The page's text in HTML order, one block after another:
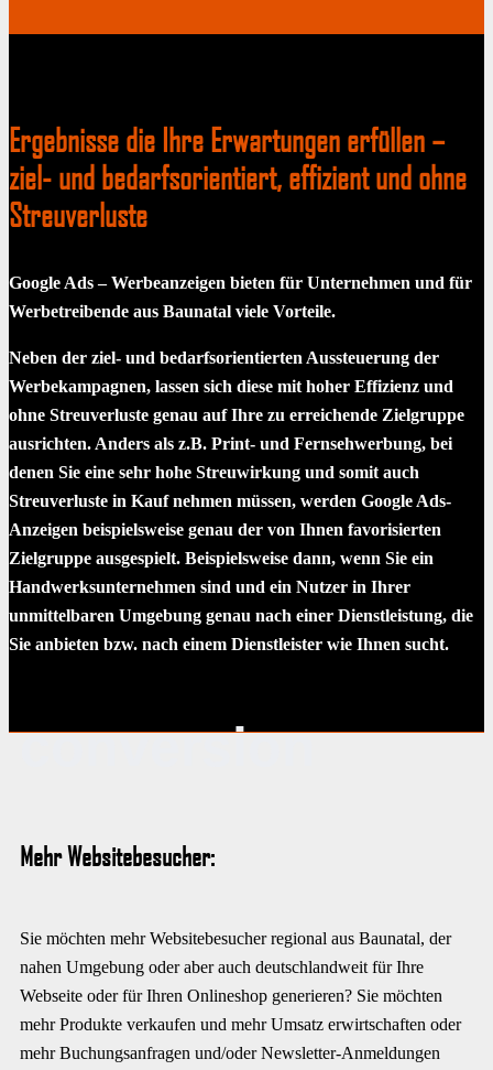
Ergebnisse die Ihre Erwartungen erfüllen –
ziel- und bedarfsorientiert, effizient und ohne
Streuverluste
Google Ads – Werbeanzeigen bieten für Unternehmen und für
Werbetreibende aus Baunatal viele Vorteile.
Neben der ziel- und bedarfsorientierten Aussteuerung der
Werbekampagnen, lassen sich diese mit hoher Effizienz und
ohne Streuverluste genau auf Ihre zu erreichende Zielgruppe
ausrichten. Anders als z.B. Print- und Fernsehwerbung, bei
denen Sie eine sehr hohe Streuwirkung und somit auch
Streuverluste in Kauf nehmen müssen, werden Google Ads-
Anzeigen beispielsweise genau der von Ihnen favorisierten
Zielgruppe ausgespielt. Beispielsweise dann, wenn Sie ein
Handwerksunternehmen sind und ein Nutzer in Ihrer
unmittelbaren Umgebung genau nach einer Dienstleistung, die
Sie anbieten bzw. nach einem Dienstleister wie Ihnen sucht.
conversion
Mehr Websitebesucher:
Sie möchten mehr Websitebesucher regional aus Baunatal, der
nahen Umgebung oder aber auch deutschlandweit für Ihre
Webseite oder für Ihren Onlineshop generieren? Sie möchten
mehr Produkte verkaufen und mehr Umsatz erwirtschaften oder
mehr Buchungsanfragen und/oder Newsletter-Anmeldungen